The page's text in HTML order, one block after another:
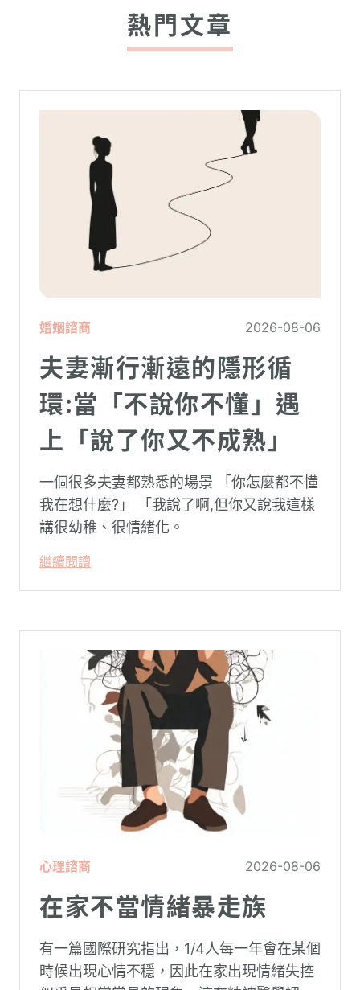
熱門文章
婚姻諮商 2026-08-06
夫妻漸行漸遠的隱形循
環:當「不說你不懂」遇
上「說了你又不成熟」
一個很多夫妻都熟悉的場景 「你怎麼都不懂
我在想什麼?」 「我說了啊,但你又說我這樣
講很幼稚、很情緒化。
繼續閱讀
心理諮商 2026-08-06
在家不當情緒暴走族
有一篇國際研究指出，1/4人每一年會在某個
時候出現心情不穩，因此在家出現情緒失控